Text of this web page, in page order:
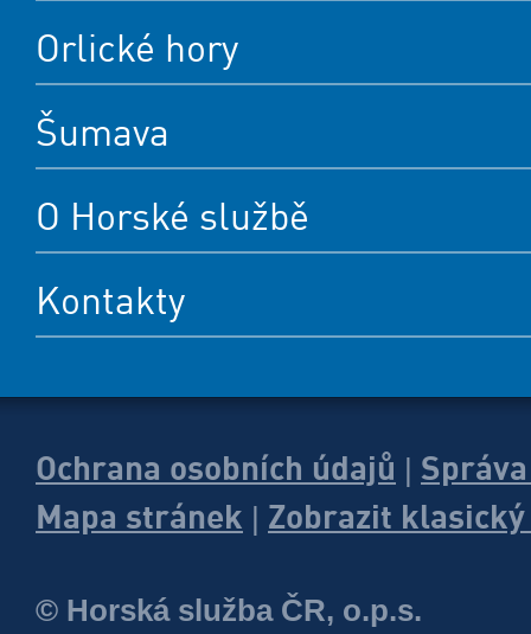
Orlické hory
Šumava
O Horské službě
Kontakty
Ochrana osobních údajů
Mapa stránek
Zobrazit
© Horská služba ČR, o.p.s.